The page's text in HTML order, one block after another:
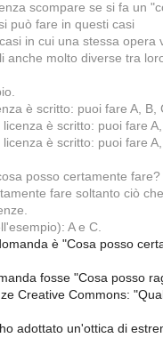
scompare se si fa un
può fare in questi casi
in cui una stessa opera
anche molto diverse tra
è scritto: puoi fare A, B,
licenza è scritto: puoi fare
licenza è scritto: puoi fare
posso certamente fare?
fare soltanto ciò
A e C.
è "Cosa posso
fosse "Cosa posso
Creative Commons:
adottato un'ottica di